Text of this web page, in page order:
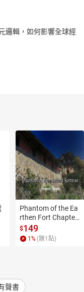
邏輯，如何影響全球經
Phantom of the Ea
rthen Fort Chapter
4【有聲書】
$149
1 % (賺1 點)
聲書